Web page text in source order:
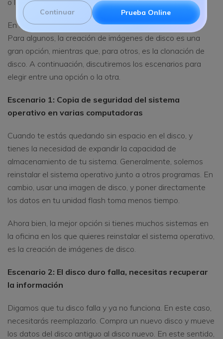
Continuar Prueba Online
En efecto, ambos se usan en circunstancias diferentes.
Para algunos, la creación de imágenes de disco es una
gran opción, mientras que, para otros, es la clonación de
disco. A continuación, discutiremos los escenarios para
elegir entre una opción o la otra.
Escenario 1: Copia de seguridad del sistema
operativo en varias computadoras
Cuando te estás quedando sin espacio en el disco, y
tienes la necesidad de expandir la capacidad de
almacenamiento de tu sistema. Generalmente, solemos
reinstalar el sistema operativo junto a otros programas. En
cambio, usar una imagen de disco, y poner directamente
los datos en tu unidad flash toma menos tiempo.
Ahora bien, la mejor opción si tienes muchos sistemas en
la oficina en los que quieres reinstalar el sistema operativo,
es la creación de imágenes de disco.
Escenario 2: El disco duro falla, necesitas recuperar
la información
Digamos que tu disco falla y ya no funciona. En este caso,
necesitarás reemplazarlo. Compra un nuevo disco y mueve
los datos del disco antiguo al disco nuevo. En este sentido,